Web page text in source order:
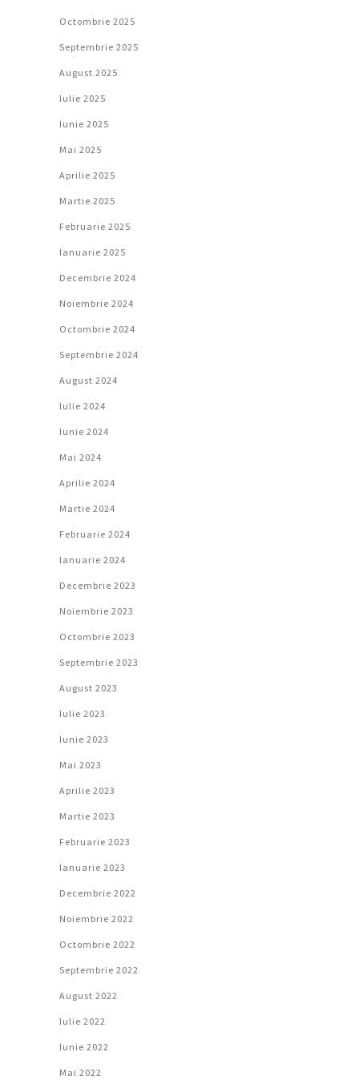
Octombrie 2025
Septembrie 2025
August 2025
Iulie 2025
Iunie 2025
Mai 2025
Aprilie 2025
Martie 2025
Februarie 2025
Ianuarie 2025
Decembrie 2024
Noiembrie 2024
Octombrie 2024
Septembrie 2024
August 2024
Iulie 2024
Iunie 2024
Mai 2024
Aprilie 2024
Martie 2024
Februarie 2024
Ianuarie 2024
Decembrie 2023
Noiembrie 2023
Octombrie 2023
Septembrie 2023
August 2023
Iulie 2023
Iunie 2023
Mai 2023
Aprilie 2023
Martie 2023
Februarie 2023
Ianuarie 2023
Decembrie 2022
Noiembrie 2022
Octombrie 2022
Septembrie 2022
August 2022
Iulie 2022
Iunie 2022
Mai 2022